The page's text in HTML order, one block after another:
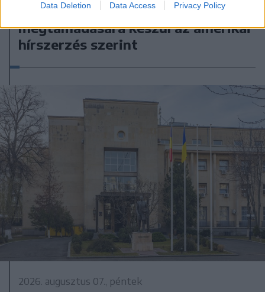
Data Deletion Data Access Privacy Policy
Putyin egy NATO-tagállam
megtámadására készül az amerikai
hírszerzés szerint
2026. augusztus 07., péntek